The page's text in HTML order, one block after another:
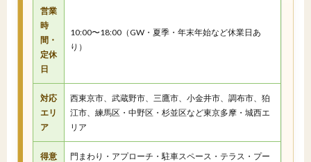
営業
時
間・
定休
日
10:00〜18:00（GW・夏季・年末年始など休業日あ
り）
対応
エリ
ア
西東京市、武蔵野市、三鷹市、小金井市、調布市、狛
江市、練馬区・中野区・杉並区など東京多摩・城西エ
リア
得意
門まわり・アプローチ・駐車スペース・テラス・プー